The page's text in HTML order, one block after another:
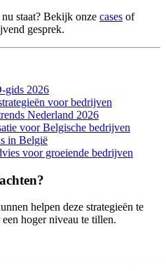
staat? Bekijk onze cases of
gesprek.
gids 2026
voor bedrijven
Nederland 2026
voor Belgische bedrijven
in België
voor groeiende bedrijven
helpen deze strategieën te
hoger niveau te tillen.